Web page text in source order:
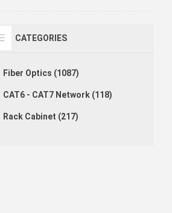
CATEGORIES
Fiber Optics (1087)
CAT6 - CAT7 Network (118)
Rack Cabinet (217)